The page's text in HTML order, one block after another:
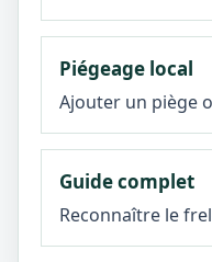
Piégeage local
Ajouter un piège
Guide complet
Reconnaître le